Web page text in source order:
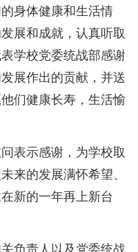
身体健康和生活情
展和成就，认真听取
学校党委统战部感谢
展作出的贡献，并送
们健康长寿，生活愉
表示感谢，为学校取
来的发展满怀希望、
新的一年再上新台
负责人以及党委统战